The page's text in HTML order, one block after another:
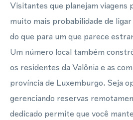
Visitantes que planejam viagens
muito mais probabilidade de
do que para um que parece
Um número local também
os residentes da Valônia e as
província de Luxemburgo. Seja
gerenciando reservas
dedicado permite que você